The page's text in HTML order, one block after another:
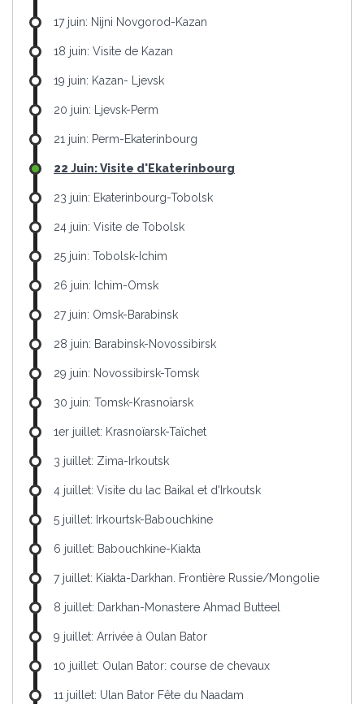
17 juin: Nijni Novgorod-Kazan
18 juin: Visite de Kazan
19 juin: Kazan- Ljevsk
20 juin: Ljevsk-Perm
21 juin: Perm-Ekaterinbourg
22 Juin: Visite d'Ekaterinbourg
23 juin: Ekaterinbourg-Tobolsk
24 juin: Visite de Tobolsk
25 juin: Tobolsk-Ichim
26 juin: Ichim-Omsk
27 juin: Omsk-Barabinsk
28 juin: Barabinsk-Novossibirsk
29 juin: Novossibirsk-Tomsk
30 juin: Tomsk-Krasnoïarsk
1er juillet: Krasnoïarsk-Taïchet
3 juillet: Zima-Irkoutsk
4 juillet: Visite du lac Baikal et d'Irkoutsk
5 juillet: Irkourtsk-Babouchkine
6 juillet: Babouchkine-Kiakta
7 juillet: Kiakta-Darkhan. Frontière Russie/Mongolie
8 juillet: Darkhan-Monastere Ahmad Butteel
9 juillet: Arrivée à Oulan Bator
10 juillet: Oulan Bator: course de chevaux
11 juillet: Ulan Bator Fête du Naadam